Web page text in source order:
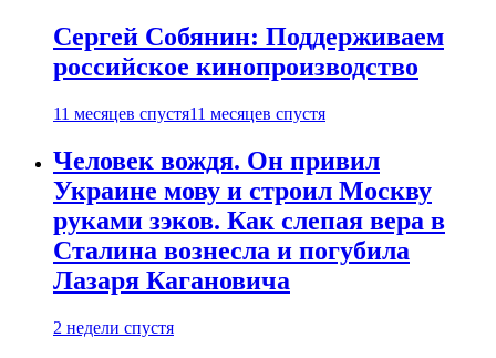
Сергей Собянин: Поддерживаем
российское кинопроизводство
11 месяцев спустя11 месяцев спустя
Человек вождя. Он привил
Украине мову и строил Москву
руками зэков. Как слепая вера в
Сталина вознесла и погубила
Лазаря Кагановича
2 недели спустя